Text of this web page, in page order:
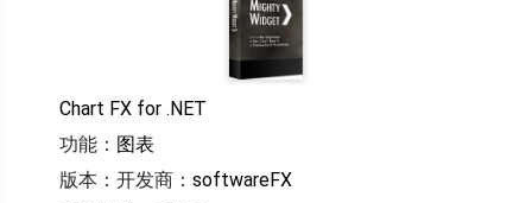
Chart FX for .NET
功能： 图表
版本： 开发商： softwareFX